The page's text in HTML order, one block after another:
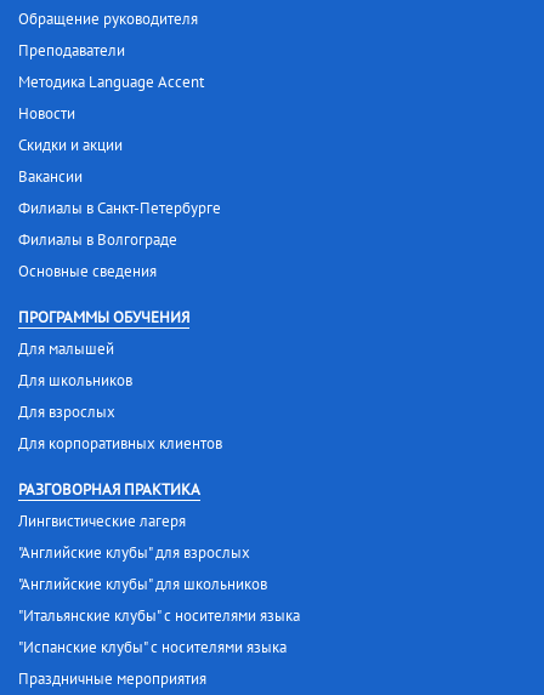
Обращение руководителя
Преподаватели
Методика Language Accent
Новости
Скидки и акции
Вакансии
Филиалы в Санкт-Петербурге
Филиалы в Волгограде
Основные сведения
ПРОГРАММЫ ОБУЧЕНИЯ
Для малышей
Для школьников
Для взрослых
Для корпоративных клиентов
РАЗГОВОРНАЯ ПРАКТИКА
Лингвистические лагеря
"Английские клубы" для взрослых
"Английские клубы" для школьников
"Итальянские клубы" с носителями языка
"Испанские клубы" с носителями языка
Праздничные мероприятия